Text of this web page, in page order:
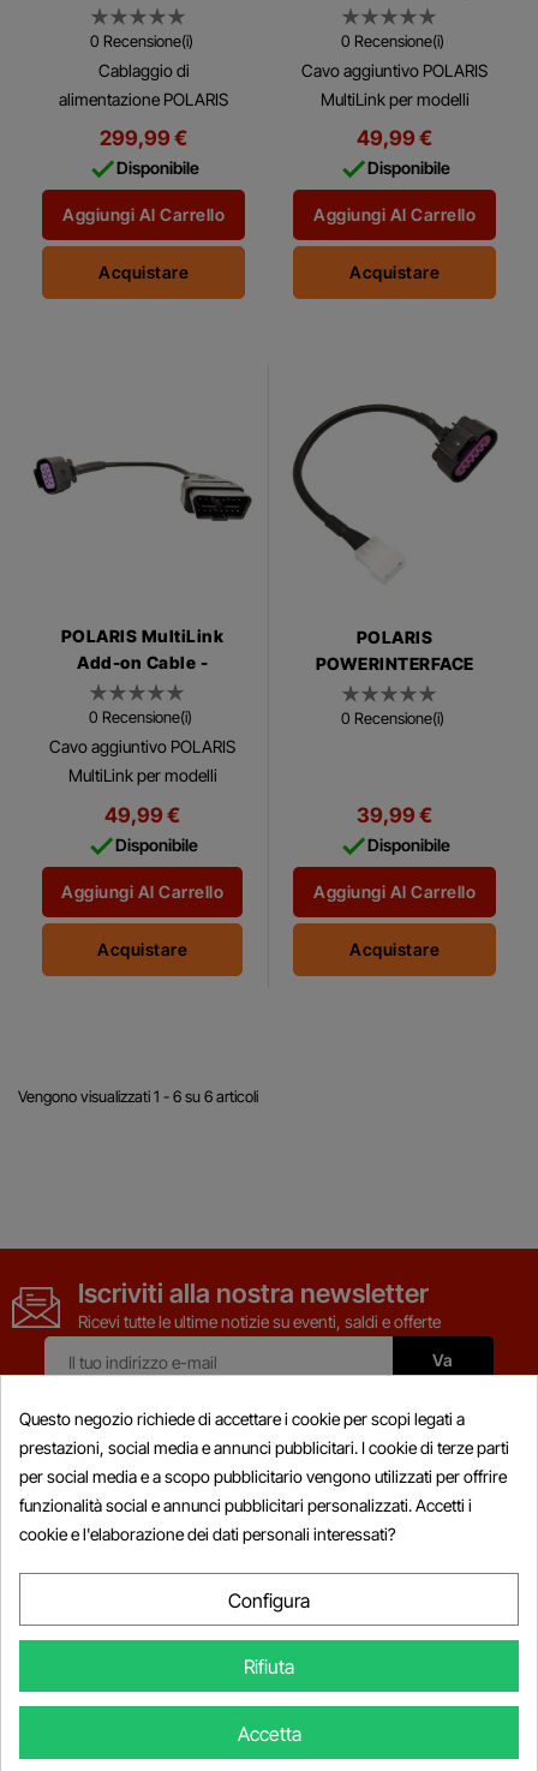
POLARIS
0 Recensione(i)
Cablaggio di
alimentazione POLARIS
299,99 €
Disponibile
Aggiungi Al Carrello
Acquistare
modelli precedenti
0 Recensione(i)
Cavo aggiuntivo POLARIS
MultiLink per modelli
precedenti POLARIS
MultiLink Cavo adattatore
per il collegamento a
modelli precedenti.
49,99 €
Disponibile
Aggiungi Al Carrello
Acquistare
POLARIS MultiLink
Add-on Cable -
Indian/Victory OBD2
0 Recensione(i)
Cavo aggiuntivo POLARIS
MultiLink per modelli
precedenti POLARIS
MultiLink Cavo adattatore
per il collegamento a
modelli precedenti.
49,99 €
Disponibile
Aggiungi Al Carrello
Acquistare
POLARIS
POWERINTERFACE
ADAPTER
0 Recensione(i)
39,99 €
Disponibile
Aggiungi Al Carrello
Acquistare
Vengono visualizzati 1 - 6 su 6 articoli
Iscriviti alla nostra newsletter
Ricevi tutte le ultime notizie su eventi, saldi e offerte
Prodotti
Informazioni
Informazioni Sul Negozio 
© Copyright 2026 Powersports-diag.com (Intercoding INC), Tutti i
diritti riservati.
Questo negozio richiede di accettare i cookie per scopi legati a
prestazioni, social media e annunci pubblicitari. I cookie di terze parti
per social media e a scopo pubblicitario vengono utilizzati per offrire
funzionalità social e annunci pubblicitari personalizzati. Accetti i
cookie e l'elaborazione dei dati personali interessati?
Configura
Rifiuta
Accetta